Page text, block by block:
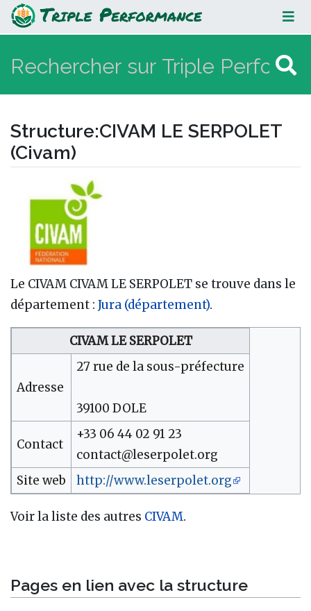
CIVAM LE SERPOLET (Civam)
Structure:CIVAM LE SERPOLET
(Civam)
navigation
Le CIVAM CIVAM LE SERPOLET se trouve dans le
département : Jura (département).
CIVAM LE SERPOLET
Adresse
27 rue de la sous-préfecture
39100 DOLE
Contact
+33 06 44 02 91 23
contact@leserpolet.org
Site web
http://www.leserpolet.org
Voir la liste des autres CIVAM.
Pages en lien avec la structure